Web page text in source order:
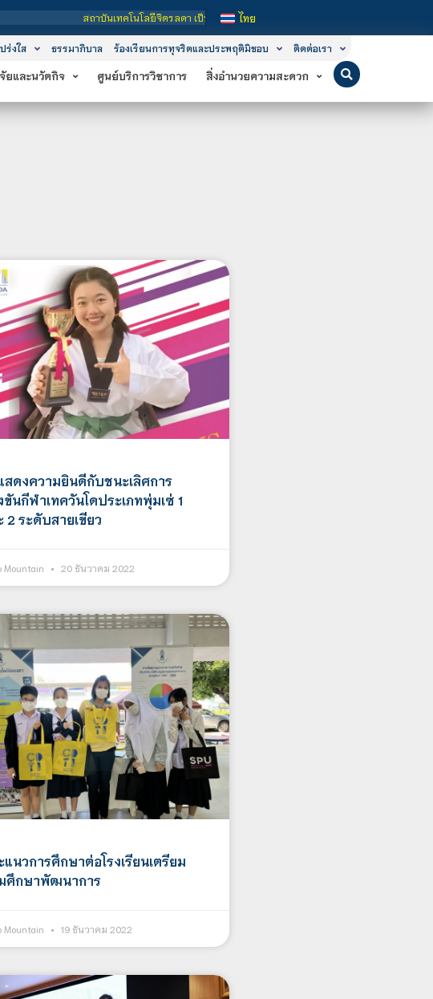
สถาบันเทคโนโลยีจิตรลดา เป็นสถาบันอุดมศึกษาในกำกับของรัฐ เปิดหลักสูตรการเรียนการสอน 3 ร
ไทย
ร่งใส ธรรมาภิบาล ร้องเรียนการทุจริตและประพฤติมิชอบ ติดต่อเรา
ยและนวัตกิจ ศูนย์บริการวิชาการ สิ่งอำนวยความสะดวก
สดงความยินดีกับชนะเลิศการ
ขันกีฬาเทควันโดประเภทพุ่มเซ่ 1
2 ระดับสายเขียว
Mountain 20 ธันวาคม 2022
แนวการศึกษาต่อโรงเรียนเตรียม
ศึกษาพัฒนาการ
Mountain 19 ธันวาคม 2022